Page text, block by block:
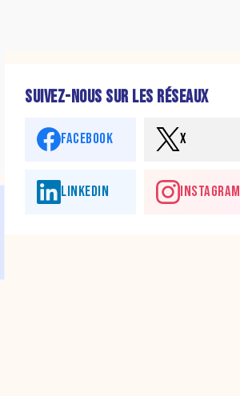
SUIVEZ-NOUS SUR LES RÉSEAUX
FACEBOOK X
LINKEDIN INSTAGRAM